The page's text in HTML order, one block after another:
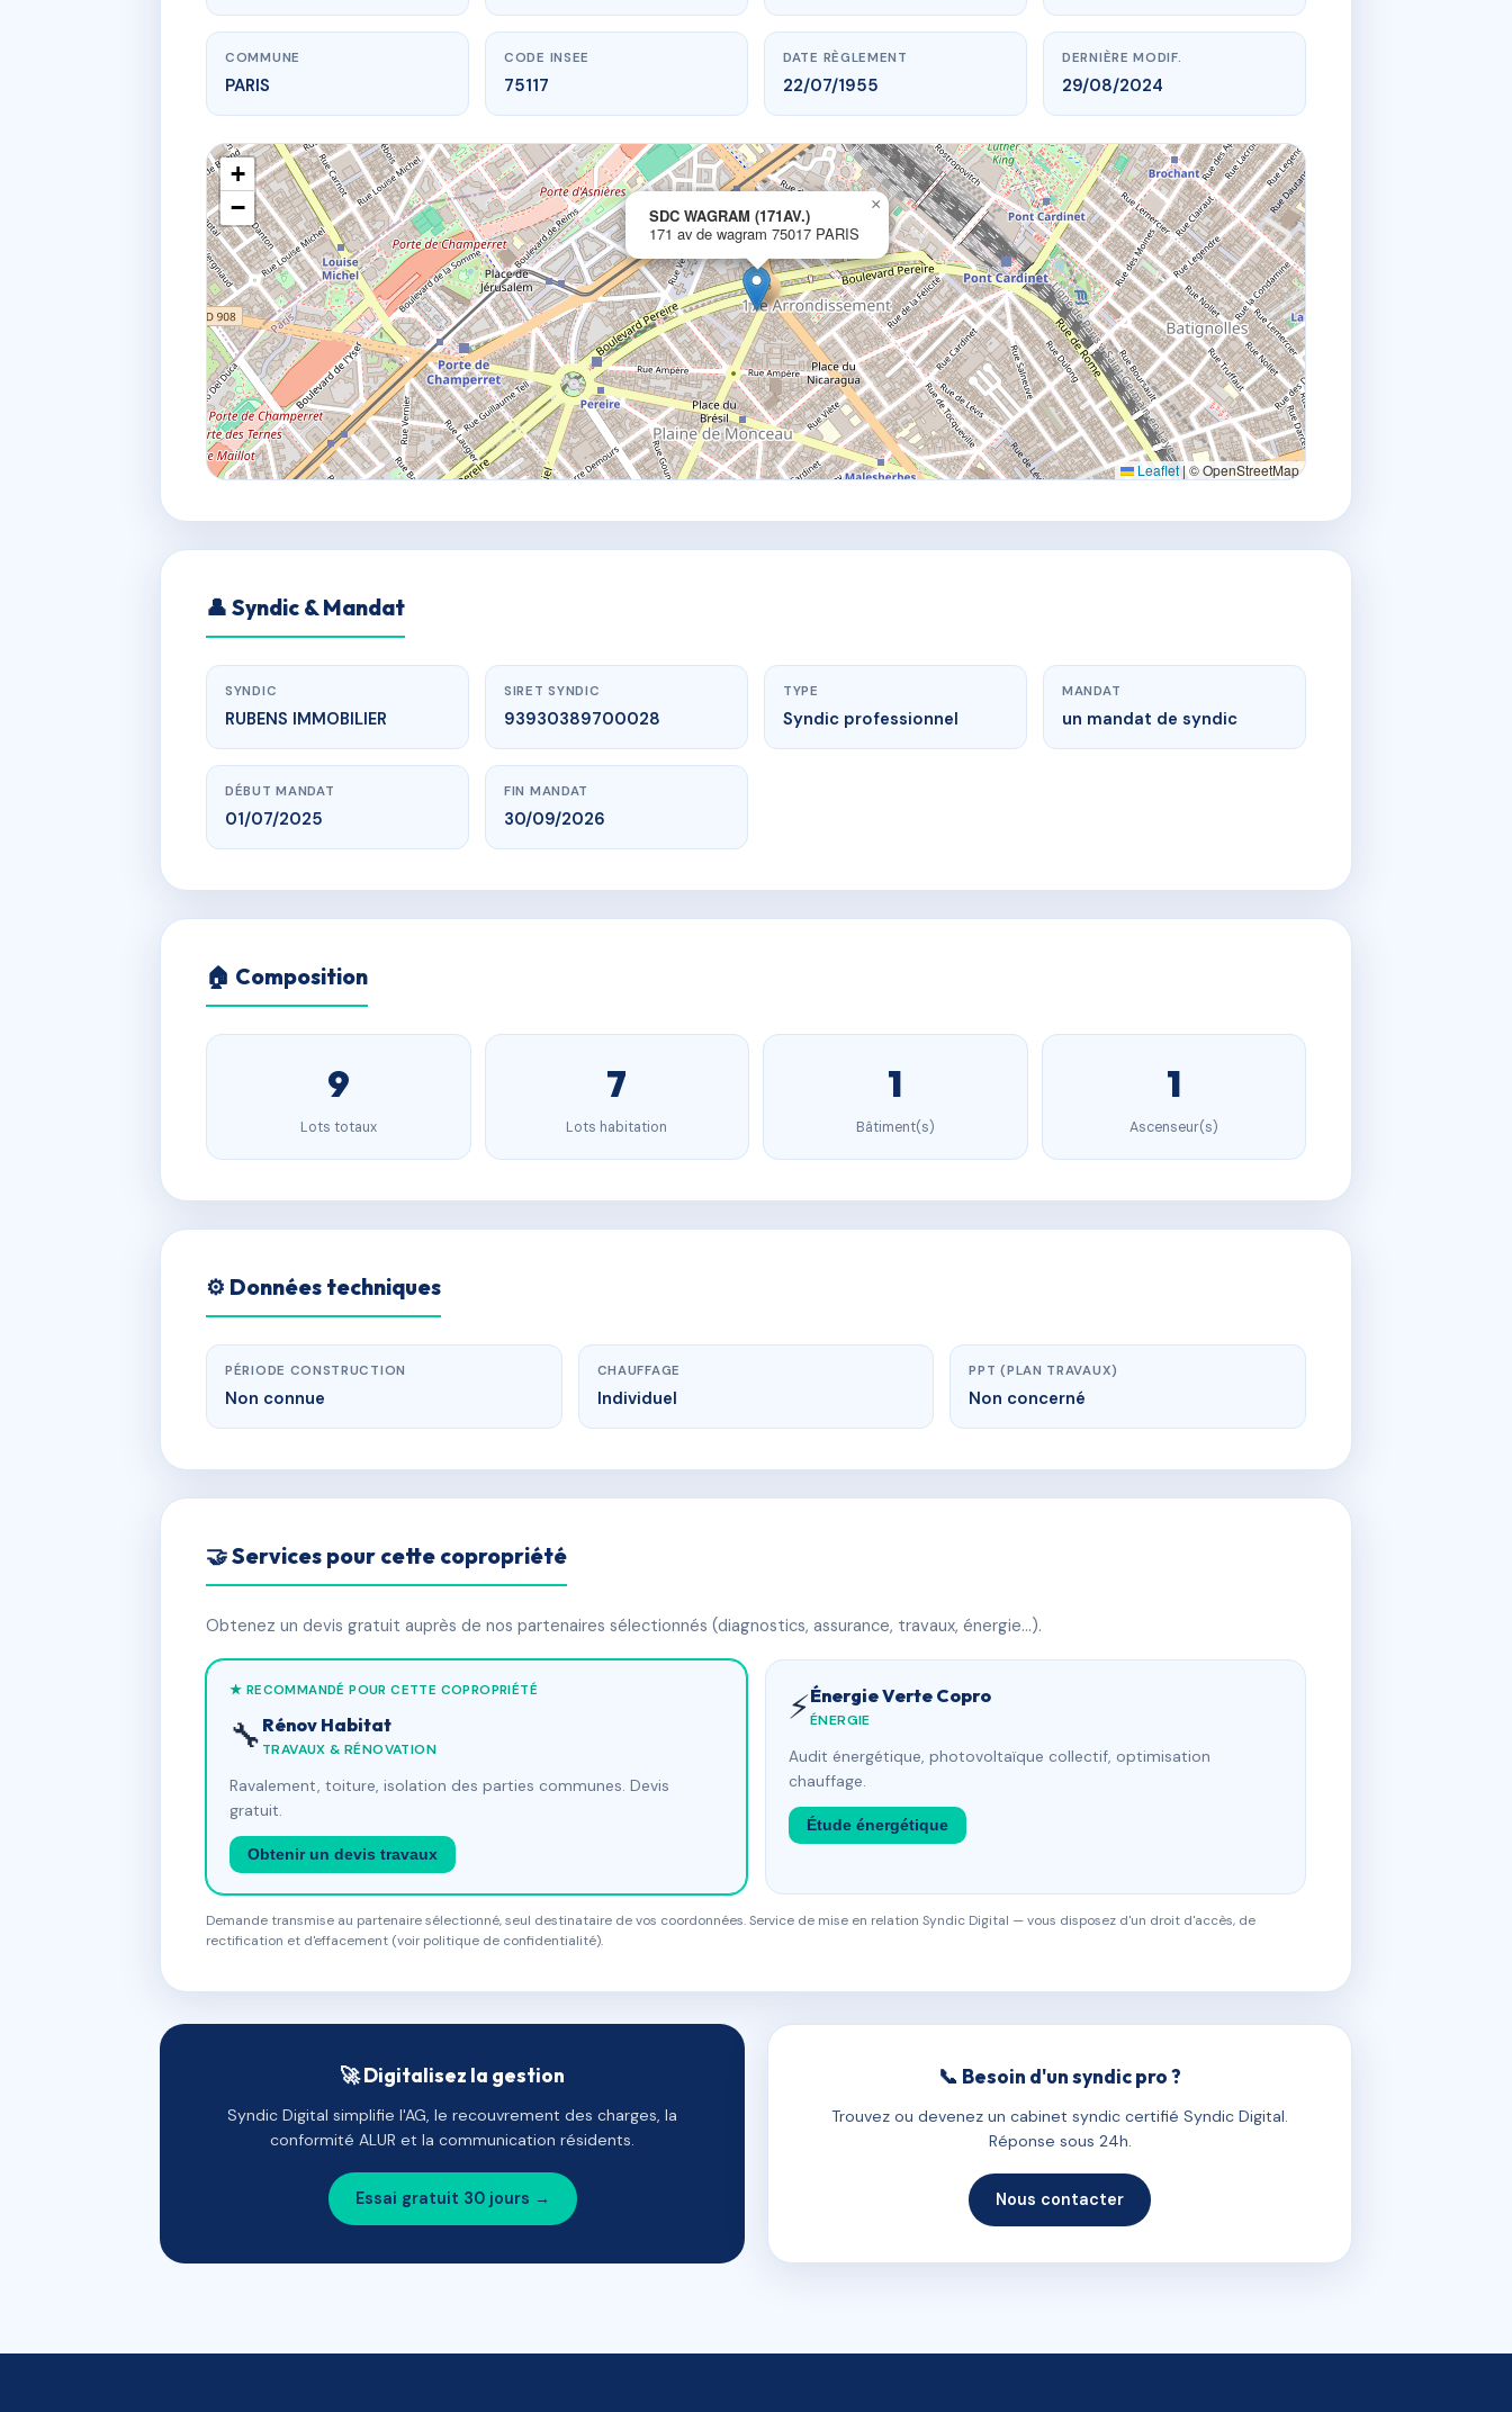
www.vme.plus/AC6842827
SDC WAGRAM (171AV.)
171 av de wagram75017 PARIS
COMMUNE
PARIS
CODE INSEE
75117
DATE RÈGLEMENT
22/07/1955
DERNIÈRE MODIF.
29/08/2024
SDC WAGRAM (171AV.)
171 av de wagram 75017 PARIS
×
+
−
Leaflet|© OpenStreetMap
👤 Syndic & Mandat
SYNDIC
RUBENS IMMOBILIER
SIRET SYNDIC
93930389700028
TYPE
Syndic professionnel
MANDAT
un mandat de syndic
DÉBUT MANDAT
01/07/2025
FIN MANDAT
30/09/2026
🏠 Composition
9
Lots totaux
7
Lots habitation
1
Bâtiment(s)
1
Ascenseur(s)
⚙️ Données techniques
PÉRIODE CONSTRUCTION
Non connue
CHAUFFAGE
Individuel
PPT (PLAN TRAVAUX)
Non concerné
🤝 Services pour cette copropriété
Obtenez un devis gratuit auprès de nos partenaires sélectionnés (diagnostics, assurance, travaux, énergie…).
★ RECOMMANDÉ POUR CETTE COPROPRIÉTÉ
🔧 Rénov Habitat
TRAVAUX & RÉNOVATION
Ravalement, toiture, isolation des parties communes. Devis
gratuit.
Obtenir un devis travaux
⚡Énergie Verte Copro
ÉNERGIE
Audit énergétique, photovoltaïque collectif, optimisation
chauffage.
Étude énergétique
Demande transmise au partenaire sélectionné, seul destinataire de vos coordonnées. Service de mise en relation Syndic Digital — vous disposez d'un droit d'accès, de
rectification et d'effacement (voir politique de confidentialité).
🚀 Digitalisez la gestion
Syndic Digital simplifie l'AG, le recouvrement des charges, la
conformité ALUR et la communication résidents.
Essai gratuit 30 jours →
📞 Besoin d'un syndic pro ?
Trouvez ou devenez un cabinet syndic certifié Syndic Digital.
Réponse sous 24h.
Nous contacter